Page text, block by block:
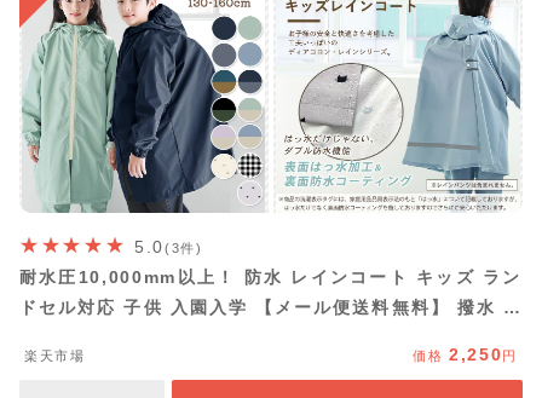
5.0(3件)
耐水圧10,000mm以上！ 防水 レインコート キッズ ラン
ドセル対応 子供 入園入学 【メール便送料無料】 撥水 は
雨具 幼稚園 小学生 収納バッグ付 カッパ 反射テープ ファ
楽天市場 価格 2,250円